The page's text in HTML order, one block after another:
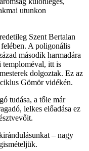
utunkon
Szent Bertalan
felében. A poligonális
második harmadára
temploméval, itt is
dolgoztak. Ez az
Gömör vidékén.
tudása, a tőle már
lelkes előadása ez
– nagy